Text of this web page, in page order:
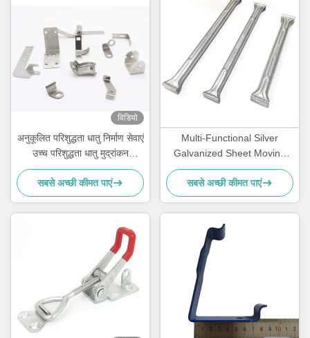
विडियो
अनुकूलित परिशुद्धता धातु निर्माण सेवाएं
उच्च परिशुद्धता धातु मुद्रांकन
एनोडाइज करें
सबसे अच्छी कीमत पाएं
Multi-Functional Silver
Galvanized Sheet Moving
Wardrobe with Removable
Hanging Rod & Carton
सबसे अच्छी कीमत पाएं